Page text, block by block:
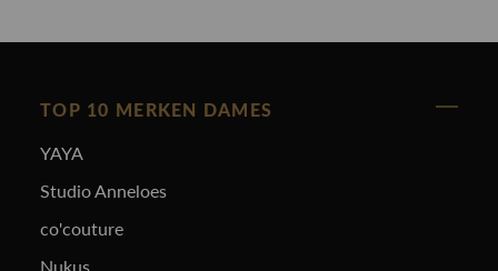
TOP 10 MERKEN DAMES
YAYA
Studio Anneloes
co'couture
Nukus